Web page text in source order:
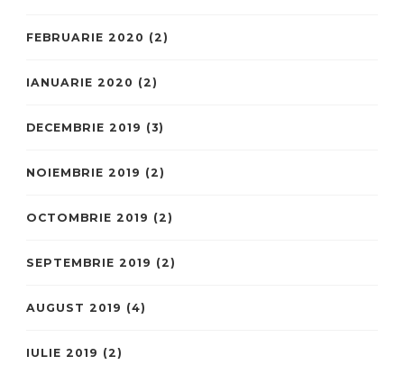
FEBRUARIE 2020 (2)
IANUARIE 2020 (2)
DECEMBRIE 2019 (3)
NOIEMBRIE 2019 (2)
OCTOMBRIE 2019 (2)
SEPTEMBRIE 2019 (2)
AUGUST 2019 (4)
IULIE 2019 (2)